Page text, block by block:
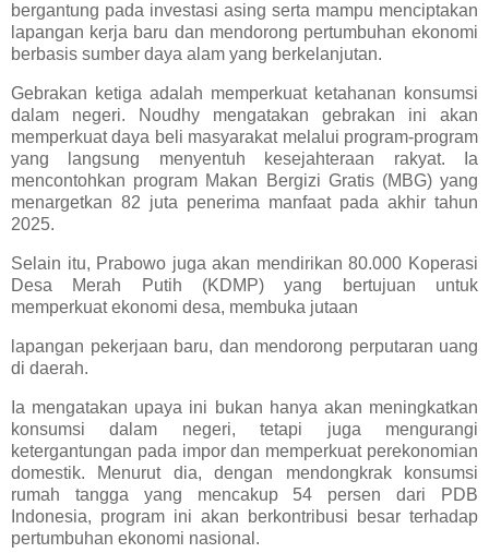
bergantung pada investasi asing serta mampu menciptakan
lapangan kerja baru dan mendorong pertumbuhan ekonomi
berbasis sumber daya alam yang berkelanjutan.
Gebrakan ketiga adalah memperkuat ketahanan konsumsi
dalam negeri. Noudhy mengatakan gebrakan ini akan
memperkuat daya beli masyarakat melalui program-program
yang langsung menyentuh kesejahteraan rakyat. Ia
mencontohkan program Makan Bergizi Gratis (MBG) yang
menargetkan 82 juta penerima manfaat pada akhir tahun
2025.
Selain itu, Prabowo juga akan mendirikan 80.000 Koperasi
Desa Merah Putih (KDMP) yang bertujuan untuk
memperkuat ekonomi desa, membuka jutaan
lapangan pekerjaan baru, dan mendorong perputaran uang
di daerah.
Ia mengatakan upaya ini bukan hanya akan meningkatkan
konsumsi dalam negeri, tetapi juga mengurangi
ketergantungan pada impor dan memperkuat perekonomian
domestik. Menurut dia, dengan mendongkrak konsumsi
rumah tangga yang mencakup 54 persen dari PDB
Indonesia, program ini akan berkontribusi besar terhadap
pertumbuhan ekonomi nasional.